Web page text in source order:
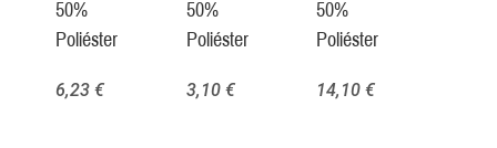
50%
Poliéster
6,23 €
50%
Poliéster
3,10 €
50%
Poliéster
14,10 €